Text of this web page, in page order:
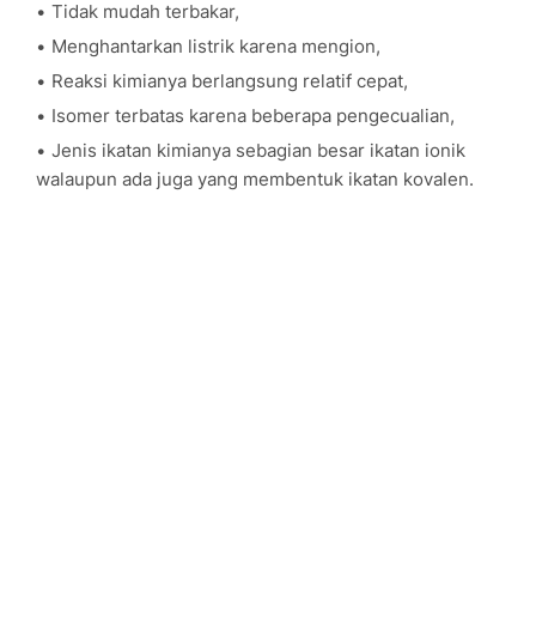
Tidak mudah terbakar,
Menghantarkan listrik karena mengion,
Reaksi kimianya berlangsung relatif cepat,
Isomer terbatas karena beberapa pengecualian,
Jenis ikatan kimianya sebagian besar ikatan ionik
walaupun ada juga yang membentuk ikatan kovalen.